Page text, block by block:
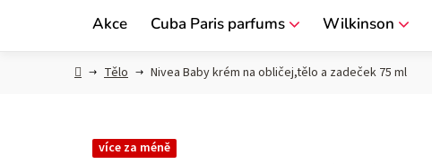
Akce Cuba Paris parfums Wilkinson
DomůTělo Nivea Baby krém na obličej,tělo a zadeček 75 ml
více za méně